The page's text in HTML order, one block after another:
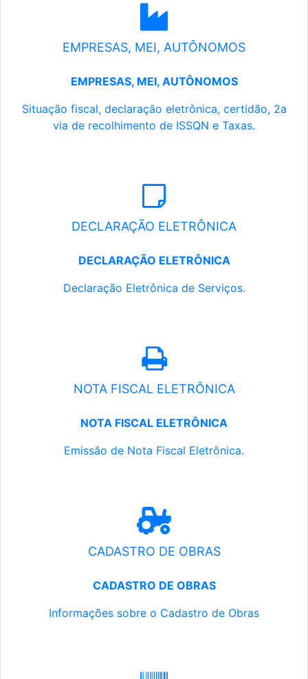
EMPRESAS, MEI, AUTÔNOMOS
EMPRESAS, MEI, AUTÔNOMOS
Situação fiscal, declaração eletrônica, certidão, 2a
via de recolhimento de ISSQN e Taxas.
DECLARAÇÃO ELETRÔNICA
DECLARAÇÃO ELETRÔNICA
Declaração Eletrônica de Serviços.
NOTA FISCAL ELETRÔNICA
NOTA FISCAL ELETRÔNICA
Emissão de Nota Fiscal Eletrônica.
CADASTRO DE OBRAS
CADASTRO DE OBRAS
Informações sobre o Cadastro de Obras